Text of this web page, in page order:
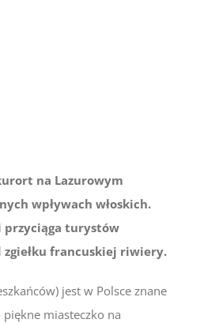
na Lazurowym
wpływach włoskich.
przyciąga turystów
zgiełku francuskiej riwiery.
jest w Polsce znane
piękne miasteczko na